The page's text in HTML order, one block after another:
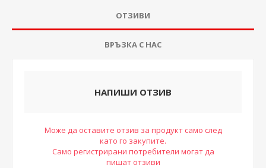
ОТЗИВИ
ВРЪЗКА С НАС
НАПИШИ ОТЗИВ
Може да оставите отзив за продукт само след
като го закупите.
Само регистрирани потребители могат да
пишат отзиви